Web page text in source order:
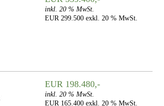
inkl. 20 % MwSt.
EUR 299.500 exkl. 20 % MwSt.
EUR 198.480,-
inkl. 20 % MwSt.
EUR 165.400 exkl. 20 % MwSt.